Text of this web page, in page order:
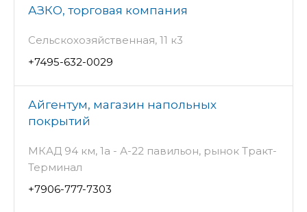
АЗКО, торговая компания
Сельскохозяйственная, 11 к3
+7495-632-0029
Айгентум, магазин напольных
покрытий
МКАД 94 км, 1а - А-22 павильон, рынок Тракт-
Терминал
+7906-777-7303